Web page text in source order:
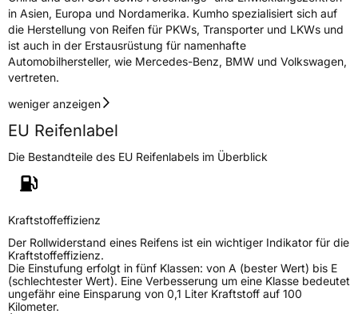
in Asien, Europa und Nordamerika. Kumho spezialisiert sich auf
die Herstellung von Reifen für PKWs, Transporter und LKWs und
ist auch in der Erstausrüstung für namenhafte
Automobilhersteller, wie Mercedes-Benz, BMW und Volkswagen,
vertreten.
weniger anzeigen
EU Reifenlabel
Die Bestandteile des EU Reifenlabels im Überblick
Kraftstoffeffizienz
Der Rollwiderstand eines Reifens ist ein wichtiger Indikator für die
Kraftstoffeffizienz.
Die Einstufung erfolgt in fünf Klassen: von A (bester Wert) bis E
(schlechtester Wert). Eine Verbesserung um eine Klasse bedeutet
ungefähr eine Einsparung von 0,1 Liter Kraftstoff auf 100
Kilometer.